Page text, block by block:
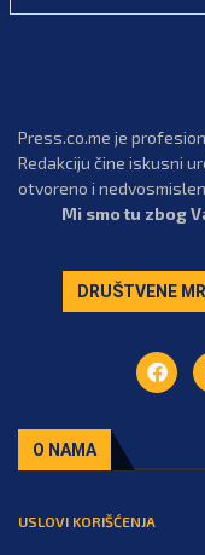
Press.co.me je
Redakciju čine iskusni
otvoreno i
Mi smo tu zbog
DRUŠTVENE
O NAMA
USLOVI KORIŠĆENJA